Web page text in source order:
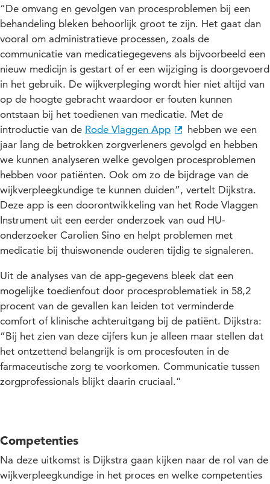
“De omvang en gevolgen van procesproblemen bij een
behandeling bleken behoorlijk groot te zijn. Het gaat dan
vooral om administratieve processen, zoals de
communicatie van medicatiegegevens als bijvoorbeeld een
nieuw medicijn is gestart of er een wijziging is doorgevoerd
in het gebruik. De wijkverpleging wordt hier niet altijd van
op de hoogte gebracht waardoor er fouten kunnen
ontstaan bij het toedienen van medicatie. Met de
introductie van de Rode Vlaggen App
hebben we een
jaar lang de betrokken zorgverleners gevolgd en hebben
we kunnen analyseren welke gevolgen procesproblemen
hebben voor patiënten. Ook om zo de bijdrage van de
wijkverpleegkundige te kunnen duiden”, vertelt Dijkstra.
Deze app is een doorontwikkeling van het Rode Vlaggen
Instrument uit een eerder onderzoek van oud HU-
onderzoeker Carolien Sino en helpt problemen met
medicatie bij thuiswonende ouderen tijdig te signaleren.
Uit de analyses van de app-gegevens bleek dat een
mogelijke toedienfout door procesproblematiek in 58,2
procent van de gevallen kan leiden tot verminderde
comfort of klinische achteruitgang bij de patiënt. Dijkstra:
“Bij het zien van deze cijfers kun je alleen maar stellen dat
het ontzettend belangrijk is om procesfouten in de
farmaceutische zorg te voorkomen. Communicatie tussen
zorgprofessionals blijkt daarin cruciaal.”
Competenties
Na deze uitkomst is Dijkstra gaan kijken naar de rol van de
wijkverpleegkundige in het proces en welke competenties